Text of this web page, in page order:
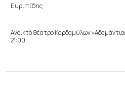
Ευριπίδης
Ανοικτό Θέατρο Καρδαμύλων
21:00